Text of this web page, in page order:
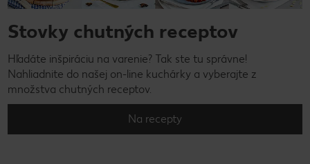
Stovky chutných receptov
Hľadáte inšpiráciu na varenie? Tak ste tu správne!
Nahliadnite do našej on-line kuchárky a vyberajte z
množstva chutných receptov.
Na recepty